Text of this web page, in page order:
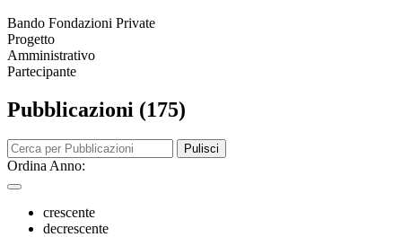
Bando Fondazioni Private
Progetto
Amministrativo
Partecipante
Pubblicazioni (175)
Pulisci
Ordina Anno:
crescente
decrescente